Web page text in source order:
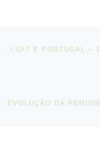
Post
OIT E PORTUGAL –